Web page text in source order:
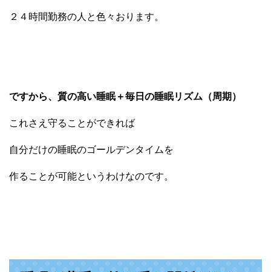
２４時間勤務の人と色々おります。
ですから、質の高い睡眠＋毎日の睡眠リズム（周期）
これさえ守ることができれば
自分だけの睡眠のゴールデンタイムを
作ることが可能というわけなのです。